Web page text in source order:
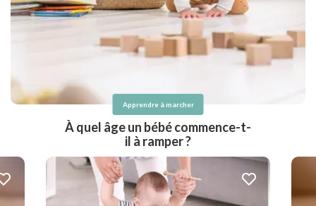
Apprendre à marcher
À quel âge un bébé commence-t-
il à ramper ?